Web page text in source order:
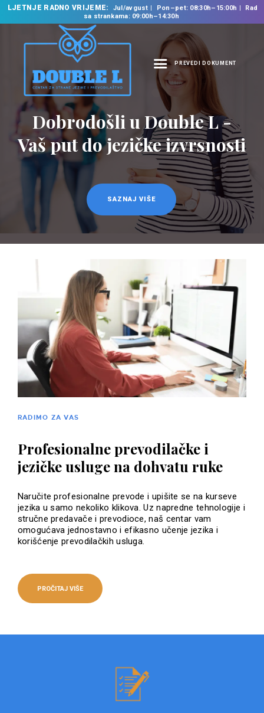
LJETNJE RADNO VRIJEME: Jul/avgust Pon–pet: 08:30h–15:00h
Rad
sa strankama: 09:00h–14:30h
PREVEDI DOKUMENT
NASLOVNA
O NAMA
NAŠE USLUGE
ŠKOLA STRANIH
JEZIKA
PREVODILAČKI BIRO
KURSEVI
NOVOSTI
KONTAKT
Dobrodošli u Double L -
Vaš put do jezičke izvrsnosti
SAZNAJ VIŠE
RADIMO ZA VAS
Profesionalne prevodilačke i
jezičke usluge na dohvatu ruke
Naručite profesionalne prevode i upišite se na kurseve
jezika u samo nekoliko klikova. Uz napredne tehnologije i
stručne predavače i prevodioce, naš centar vam
omogućava jednostavno i efikasno učenje jezika i
korišćenje prevodilačkih usluga.
PROČITAJ VIŠE